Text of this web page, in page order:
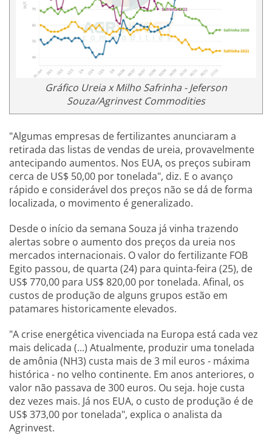
Gráfico Ureia x Milho Safrinha - Jeferson
Souza/Agrinvest Commodities
"Algumas empresas de fertilizantes anunciaram a
retirada das listas de vendas de ureia, provavelmente
antecipando aumentos. Nos EUA, os preços subiram
cerca de US$ 50,00 por tonelada", diz. E o avanço
rápido e considerável dos preços não se dá de forma
localizada, o movimento é generalizado.
Desde o início da semana Souza já vinha trazendo
alertas sobre o aumento dos preços da ureia nos
mercados internacionais. O valor do fertilizante FOB
Egito passou, de quarta (24) para quinta-feira (25), de
US$ 770,00 para US$ 820,00 por tonelada. Afinal, os
custos de produção de alguns grupos estão em
patamares historicamente elevados.
"A crise energética vivenciada na Europa está cada vez
mais delicada (...) Atualmente, produzir uma tonelada
de amônia (NH3) custa mais de 3 mil euros - máxima
histórica - no velho continente. Em anos anteriores, o
valor não passava de 300 euros. Ou seja. hoje custa
dez vezes mais. Já nos EUA, o custo de produção é de
US$ 373,00 por tonelada", explica o analista da
Agrinvest.